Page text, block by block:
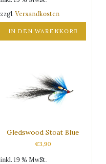
zzgl.Versandkosten
IN DEN WARENKORB
Gledswood Stoat Blue
€3,90
inkl. 19 % MwSt.